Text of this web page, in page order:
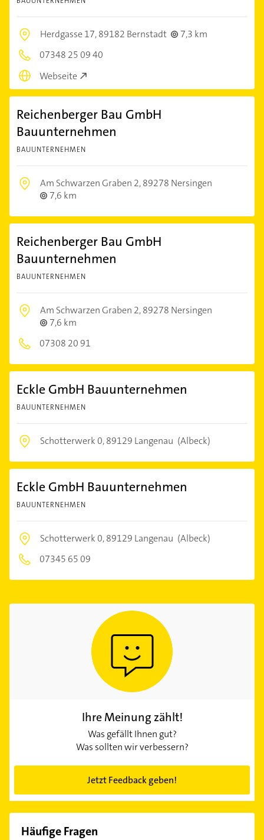
Herdgasse 17,89182 Bernstadt
7,3 km
07348 25 09 40
Webseite
Reichenberger Bau GmbH
Bauunternehmen
BAUUNTERNEHMEN
Am Schwarzen Graben 2,89278 Nersingen
7,6 km
Reichenberger Bau GmbH
Bauunternehmen
BAUUNTERNEHMEN
Am Schwarzen Graben 2,89278 Nersingen
7,6 km
07308 20 91
Eckle GmbH Bauunternehmen
BAUUNTERNEHMEN
Schotterwerk 0,89129 Langenau (Albeck)
Eckle GmbH Bauunternehmen
BAUUNTERNEHMEN
Schotterwerk 0,89129 Langenau (Albeck)
07345 65 09
Ihre Meinung zählt!
Was gefällt Ihnen gut?
Was sollten wir verbessern?
Jetzt Feedback geben!
Häufige Fragen